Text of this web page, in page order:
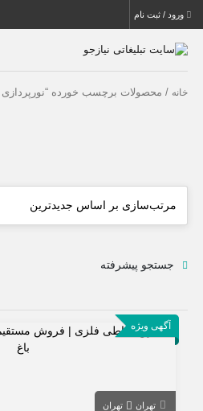
ورود / ثبت نام
خانه / محصولات برچسب خورده “نورپردازی
جستجو پیشرفته
آگهی ویژه
تهران تهران